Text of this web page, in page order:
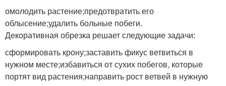
омолодить растение;предотвратить его
облысение;удалить больные побеги.
Декоративная обрезка решает следующие задачи:
сформировать крону;заставить фикус ветвиться в
нужном месте;избавиться от сухих побегов, которые
портят вид растения;направить рост ветвей в нужную